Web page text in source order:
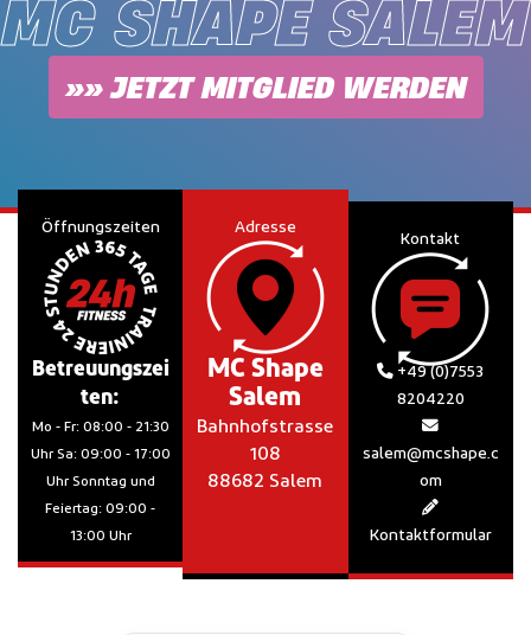
MC SHAPE SALEM
»» JETZT MITGLIED WERDEN
Öffnungszeiten
Betreuungszei
ten:
Mo - Fr: 08:00 - 21:30
Uhr Sa: 09:00 - 17:00
Uhr Sonntag und
Feiertag: 09:00 -
13:00 Uhr
Adresse
MC Shape
Salem
Bahnhofstrasse
108
88682 Salem
Kontakt
+49 (0)7553
8204220
salem@mcshape.c
om
Kontaktformular